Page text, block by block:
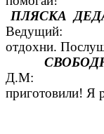
ПЛЯСКА
Ведущий:
отдохни.
Д.М:
приготовили! Я